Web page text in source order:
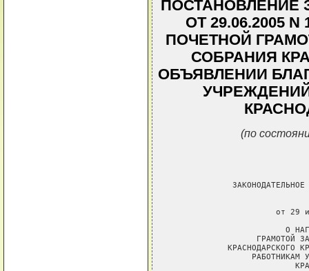
ПОСТАНОВЛЕНИЕ
ОТ 29.06.2005
ПОЧЕТНОЙ
СОБРАНИЯ
ОБЪЯВЛЕНИИ
(по
от 29
О
ГРАМОТОЙ
КРАСНОДАРСКОГО
РАБОТНИКАМ